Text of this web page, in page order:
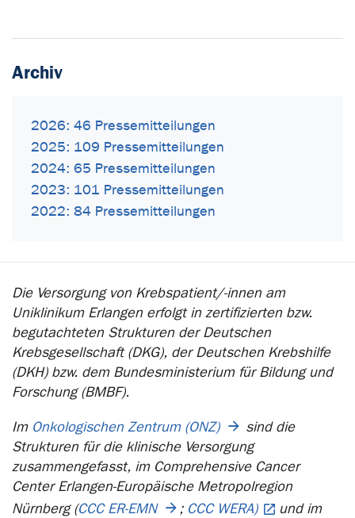
Archiv
2026: 46 Pressemitteilungen
2025: 109 Pressemitteilungen
2024: 65 Pressemitteilungen
2023: 101 Pressemitteilungen
2022: 84 Pressemitteilungen
Die Versorgung von Krebspatient/-innen am
Uniklinikum Erlangen erfolgt in zertifizierten bzw.
begutachteten Strukturen der Deutschen
Krebsgesellschaft (DKG), der Deutschen Krebshilfe
(DKH) bzw. dem Bundesministerium für Bildung und
Forschung (BMBF).
Im Onkologischen Zentrum (ONZ)
sind die
Strukturen für die klinische Versorgung
zusammengefasst, im Comprehensive Cancer
Center Erlangen-Europäische Metropolregion
Nürnberg (CCC ER-EMN ; CCC WERA)
und im